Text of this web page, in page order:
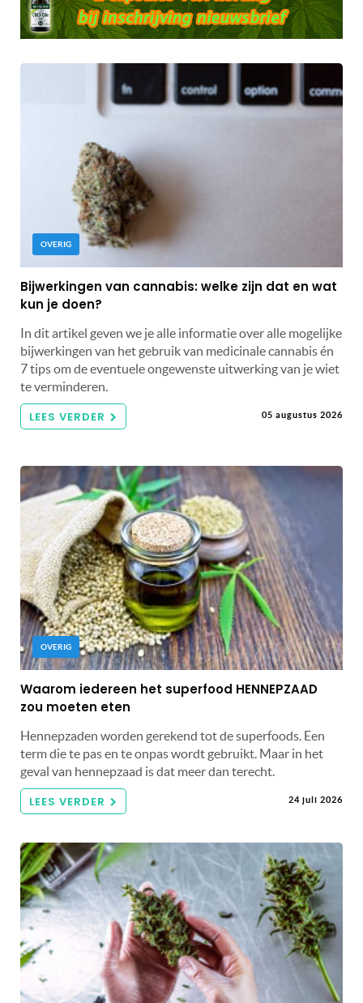
OVERIG
Bijwerkingen van cannabis: welke zijn dat en wat
kun je doen?
In dit artikel geven we je alle informatie over alle mogelijke
bijwerkingen van het gebruik van medicinale cannabis én
7 tips om de eventuele ongewenste uitwerking van je wiet
te verminderen.
LEES VERDER 05 augustus 2026
OVERIG
Waarom iedereen het superfood HENNEPZAAD
zou moeten eten
Hennepzaden worden gerekend tot de superfoods. Een
term die te pas en te onpas wordt gebruikt. Maar in het
geval van hennepzaad is dat meer dan terecht.
LEES VERDER 24 juli 2026